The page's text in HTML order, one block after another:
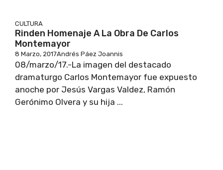
CULTURA
Rinden Homenaje A La Obra De Carlos
Montemayor
8 Marzo, 2017Andrés Páez Joannis
08/marzo/17.-La imagen del destacado
dramaturgo Carlos Montemayor fue expuesto
anoche por Jesús Vargas Valdez, Ramón
Gerónimo Olvera y su hija ...